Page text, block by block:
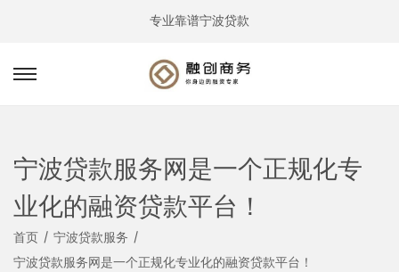
专业靠谱宁波贷款
转
航
跳
容
宁波贷款服务网是一个正规化专
业化的融资贷款平台！
首页 / 宁波贷款服务 /
宁波贷款服务网是一个正规化专业化的融资贷款平台！